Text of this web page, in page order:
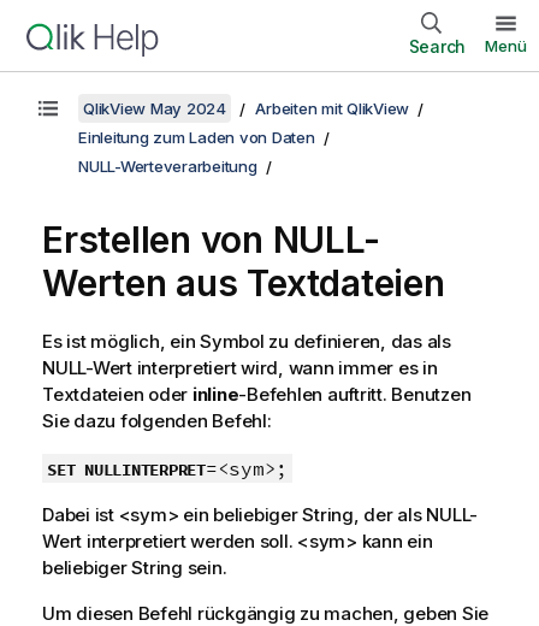
Search Menü
QlikView May 2024
Arbeiten mit QlikView
Einleitung zum Laden von Daten
NULL-Werteverarbeitung
Erstellen von NULL-
Werten aus Textdateien
Es ist möglich, ein Symbol zu definieren, das als
NULL-Wert interpretiert wird, wann immer es in
Textdateien oder inline-Befehlen auftritt. Benutzen
Sie dazu folgenden Befehl:
SET NULLINTERPRET=<sym>;
Dabei ist <sym> ein beliebiger String, der als NULL-
Wert interpretiert werden soll. <sym> kann ein
beliebiger String sein.
Um diesen Befehl rückgängig zu machen, geben Sie